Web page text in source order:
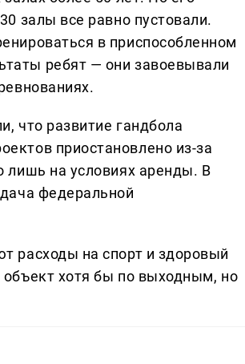
залы все равно пустовали.
в приспособленном
ребят — они завоевывали
что развитие гандбола
приостановлено из-за
лишь на условиях аренды. В
федеральной
расходы на спорт и здоровый
хотя бы по выходным, но